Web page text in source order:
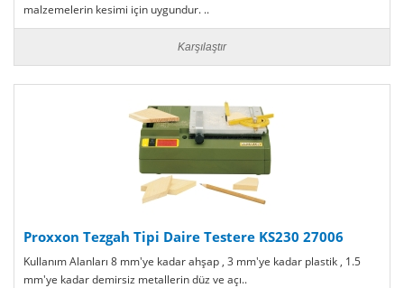
malzemelerin kesimi için uygundur. ..
Karşılaştır
Proxxon Tezgah Tipi Daire Testere KS230 27006
Kullanım Alanları 8 mm'ye kadar ahşap , 3 mm'ye kadar plastik , 1.5
mm'ye kadar demirsiz metallerin düz ve açı..